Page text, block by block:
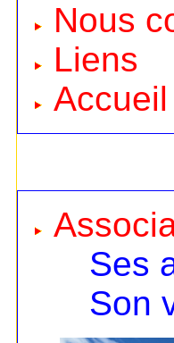
Nous
Liens
Accueil
Ses
Son